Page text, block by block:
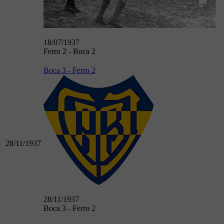
18/07/1937
Ferro 2 - Boca 2
28/11/1937
Boca 3 - Ferro 2
28/11/1937
Boca 3 - Ferro 2